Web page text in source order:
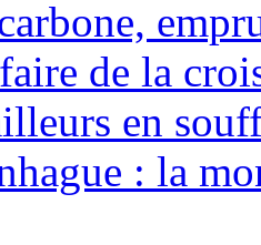
de la
en
: la